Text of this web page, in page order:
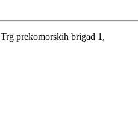
Trg prekomorskih brigad 1,